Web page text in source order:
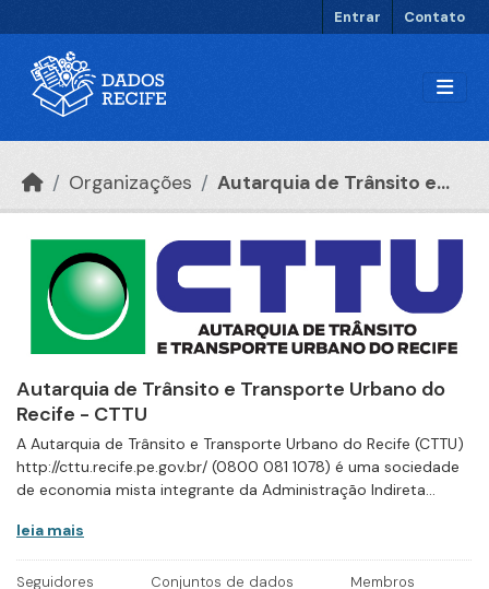
Entrar Contato
Organizações Autarquia de Trânsito e...
Autarquia de Trânsito e Transporte Urbano do
Recife - CTTU
A Autarquia de Trânsito e Transporte Urbano do Recife (CTTU)
http://cttu.recife.pe.gov.br/ (0800 081 1078) é uma sociedade
de economia mista integrante da Administração Indireta...
leia mais
Seguidores Conjuntos de dados Membros